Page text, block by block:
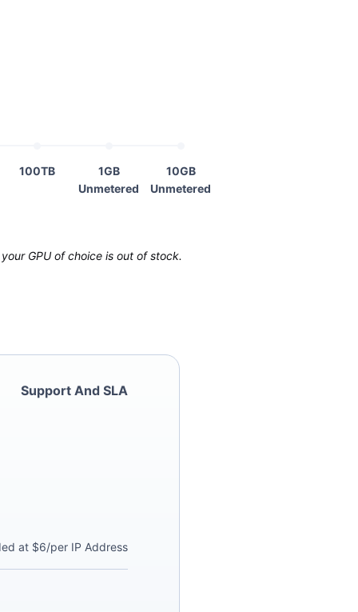
100TB
1GB
Unmetered
10GB
Unmetered
GPU of choice is out of stock.
Support And SLA
at $6/per IP Address